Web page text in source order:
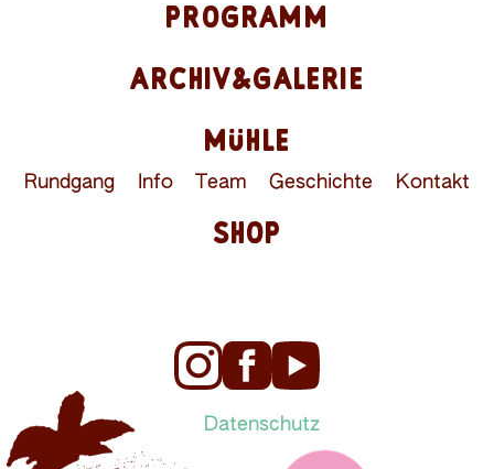
PROGRAMM
ARCHIV&GALERIE
MÜHLE
Rundgang Info Team Geschichte Kontakt
SHOP
Datenschutz